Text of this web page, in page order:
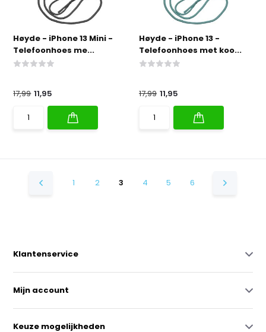
Høyde - iPhone 13 Mini -
Telefoonhoes me...
17,99 11,95
Høyde - iPhone 13 -
Telefoonhoes met koo...
17,99 11,95
1 2 3 4 5 6
Klantenservice
Mijn account
Keuze mogelijkheden